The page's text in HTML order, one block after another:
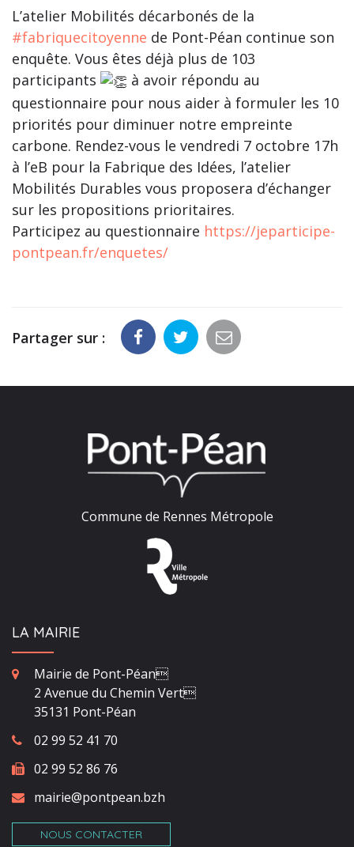
L’atelier Mobilités décarbonés de la
#fabriquecitoyenne de Pont-Péan continue son
enquête. Vous êtes déjà plus de 103
participants
à avoir répondu au
questionnaire pour nous aider à formuler les 10
priorités pour diminuer notre empreinte
carbone. Rendez-vous le vendredi 7 octobre 17h
à l’eB pour la Fabrique des Idées, l’atelier
Mobilités Durables vous proposera d’échanger
sur les propositions prioritaires.
Participez au questionnaire https://jeparticipe-
pontpean.fr/enquetes/
Partager sur :
Commune de Rennes Métropole
LA MAIRIE
Mairie de Pont-Péan
2 Avenue du Chemin Vert
35131 Pont-Péan
02 99 52 41 70
02 99 52 86 76
mairie@pontpean.bzh
NOUS CONTACTER